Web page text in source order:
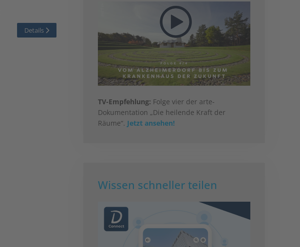
Details
TV-Empfehlung: Folge vier der arte-
Dokumentation „Die heilende Kraft der
Räume“. Jetzt ansehen!
Wissen schneller teilen